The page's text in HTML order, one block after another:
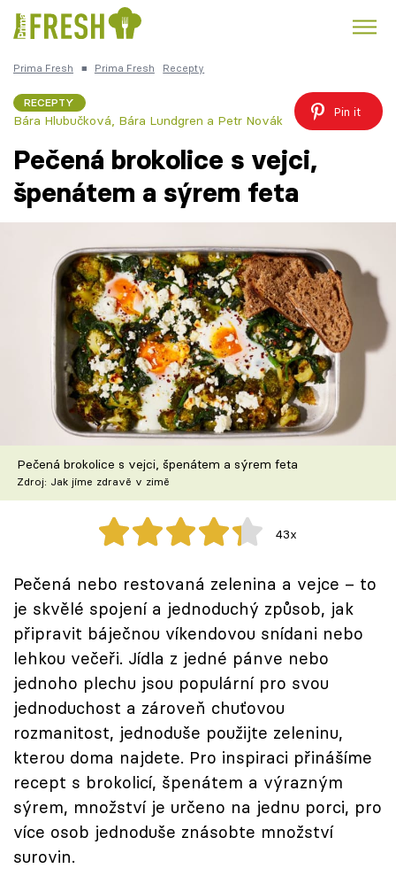
Česká kuchyně Čokoláda
Recepty
Články
TV Program
Škola vaření
Recepty z TV
Speciál: Cuketa
Těhotnej kuchař
Sledujte prima+
Přihlášení
Sledujte nás
Prima Fresh ■ Prima Fresh Recepty
RECEPTY
Bára Hlubučková, Bára Lundgren a Petr Novák
Pin it
Pečená brokolice s vejci,
špenátem a sýrem feta
Pečená brokolice s vejci, špenátem a sýrem feta
Zdroj: Jak jíme zdravě v zimě
43x
Pečená nebo restovaná zelenina a vejce – to
je skvělé spojení a jednoduchý způsob, jak
připravit báječnou víkendovou snídani nebo
lehkou večeři. Jídla z jedné pánve nebo
jednoho plechu jsou populární pro svou
jednoduchost a zároveň chuťovou
rozmanitost, jednoduše použijte zeleninu,
kterou doma najdete. Pro inspiraci přinášíme
recept s brokolicí, špenátem a výrazným
sýrem, množství je určeno na jednu porci, pro
více osob jednoduše znásobte množství
surovin.